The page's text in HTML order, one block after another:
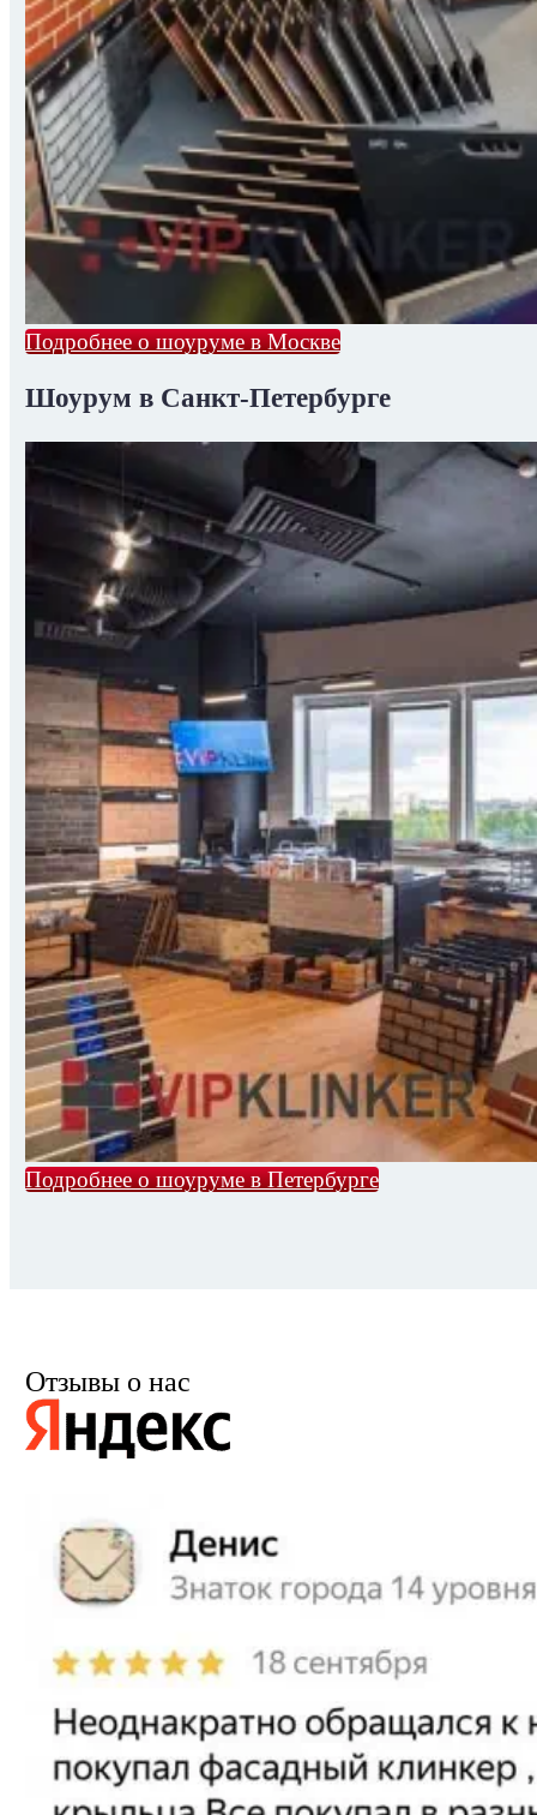
Подробнее о шоуруме в Москве
Шоурум в Санкт-Петербурге
Подробнее о шоуруме в Петербурге
Отзывы о нас